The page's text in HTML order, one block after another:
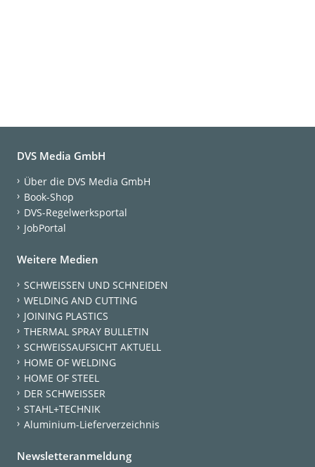
DVS Media GmbH
Über die DVS Media GmbH
Book-Shop
DVS-Regelwerksportal
JobPortal
Weitere Medien
SCHWEISSEN UND SCHNEIDEN
WELDING AND CUTTING
JOINING PLASTICS
THERMAL SPRAY BULLETIN
SCHWEISSAUFSICHT AKTUELL
HOME OF WELDING
HOME OF STEEL
DER SCHWEISSER
STAHL+TECHNIK
Aluminium-Lieferverzeichnis
Newsletteranmeldung